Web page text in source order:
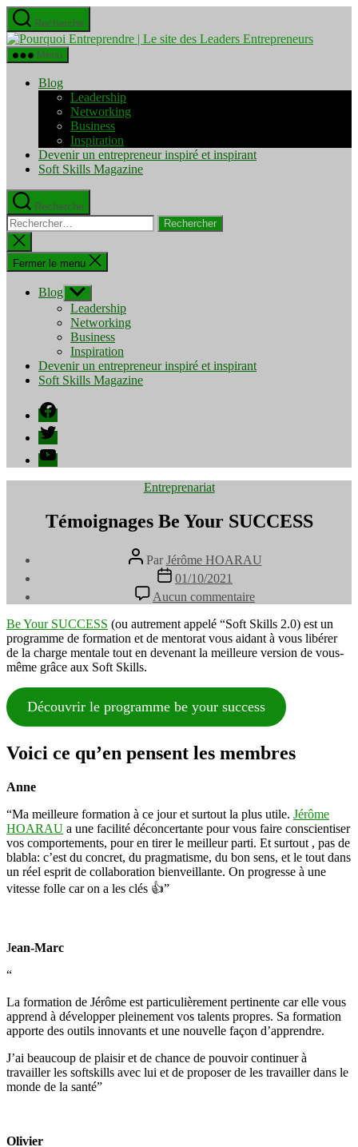
Aller
au
contenu
Recherche
Pourquoi
Menu
Blog
Leadership
Networking
Business
Inspiration
Devenir un entrepreneur inspiré et inspirant
Soft Skills Magazine
Recherche
Rechercher :
Fermer
la
recherche
Fermer le menu
Blog Afficher
le
sous-
menu
Leadership
Networking
Business
Inspiration
Devenir un entrepreneur inspiré et inspirant
Soft Skills Magazine
Facebook
Twitter
YouTube
Catégories
Entreprenariat
Témoignages Be Your SUCCESS
Auteur
de
l’article
Par Jérôme HOARAU
Date
l’article
01/10/2021
Aucun commentaire
Témoignages
Be
Your
SUCCESS
Be Your SUCCESS (ou autrement appelé “Soft Skills 2.0) est un
programme de formation et de mentorat vous aidant à vous libérer
de la charge mentale tout en devenant la meilleure version de vous-
même grâce aux Soft Skills.
Découvrir le programme be your success
Voici ce qu’en pensent les membres
Anne
“Ma meilleure formation à ce jour et surtout la plus utile. Jérôme
HOARAU a une facilité déconcertante pour vous faire conscientiser
vos comportements, pour en tirer le meilleur parti. Et surtout , pas de
blabla: c’est du concret, du pragmatisme, du bon sens, et le tout dans
un réel esprit de collaboration bienveillante. On progresse à une
vitesse folle car on a les clés 👍”
Jean-Marc
“
La formation de Jérôme est particulièrement pertinente car elle vous
apprend à développer pleinement vos talents propres. Sa formation
apporte des outils innovants et une nouvelle façon d’apprendre.
J’ai beaucoup de plaisir et de chance de pouvoir continuer à
travailler les softskills avec lui et de proposer de les travailler dans le
monde de la santé”
Olivier